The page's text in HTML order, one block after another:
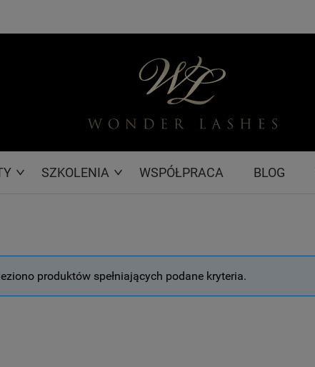
SZKOLENIA WSPÓŁPRACA BLOG
produktów spełniających podane kryteria.